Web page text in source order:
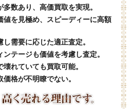
数あり、高価買取を実現。
値を見極め、スピーディーに高額
需要に応じた適正査定。
テージも価値を考慮し査定。
れていても買取可能。
格が不明瞭でない。